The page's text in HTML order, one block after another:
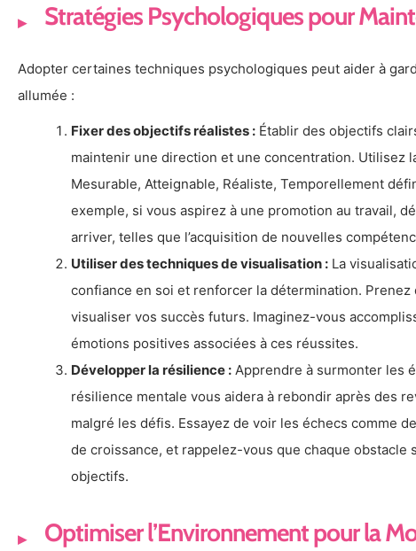
Stratégies Psychologiques pour
Adopter certaines techniques psychologiques peut aider à
allumée :
Fixer des objectifs réalistes : Établir des objectifs
maintenir une direction et une concentration. Utilisez
Mesurable, Atteignable, Réaliste, Temporellement
exemple, si vous aspirez à une promotion au travail,
arriver, telles que l’acquisition de nouvelles
Utiliser des techniques de visualisation : La
confiance en soi et renforcer la détermination.
visualiser vos succès futurs. Imaginez-vous
émotions positives associées à ces réussites.
Développer la résilience : Apprendre à surmonter les
résilience mentale vous aidera à rebondir après des
malgré les défis. Essayez de voir les échecs comme
de croissance, et rappelez-vous que chaque obstacle
objectifs.
Optimiser l’Environnement pour la